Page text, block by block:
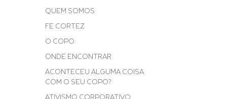
QUEM SOMOS
FE CORTEZ
O COPO
ONDE ENCONTRAR
ACONTECEU ALGUMA COISA
COM O SEU COPO?
ATIVISMO CORPORATIVO